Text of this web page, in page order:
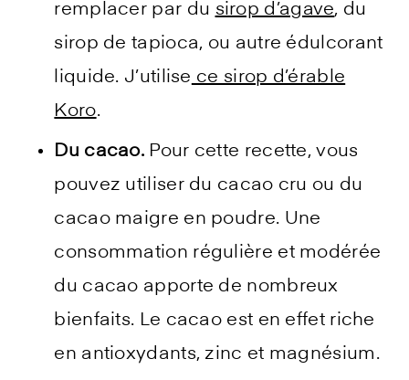
remplacer par du sirop d’agave, du
sirop de tapioca, ou autre édulcorant
liquide. J’utilise ce sirop d’érable
Koro.
Du cacao. Pour cette recette, vous
pouvez utiliser du cacao cru ou du
cacao maigre en poudre. Une
consommation régulière et modérée
du cacao apporte de nombreux
bienfaits. Le cacao est en effet riche
en antioxydants, zinc et magnésium.